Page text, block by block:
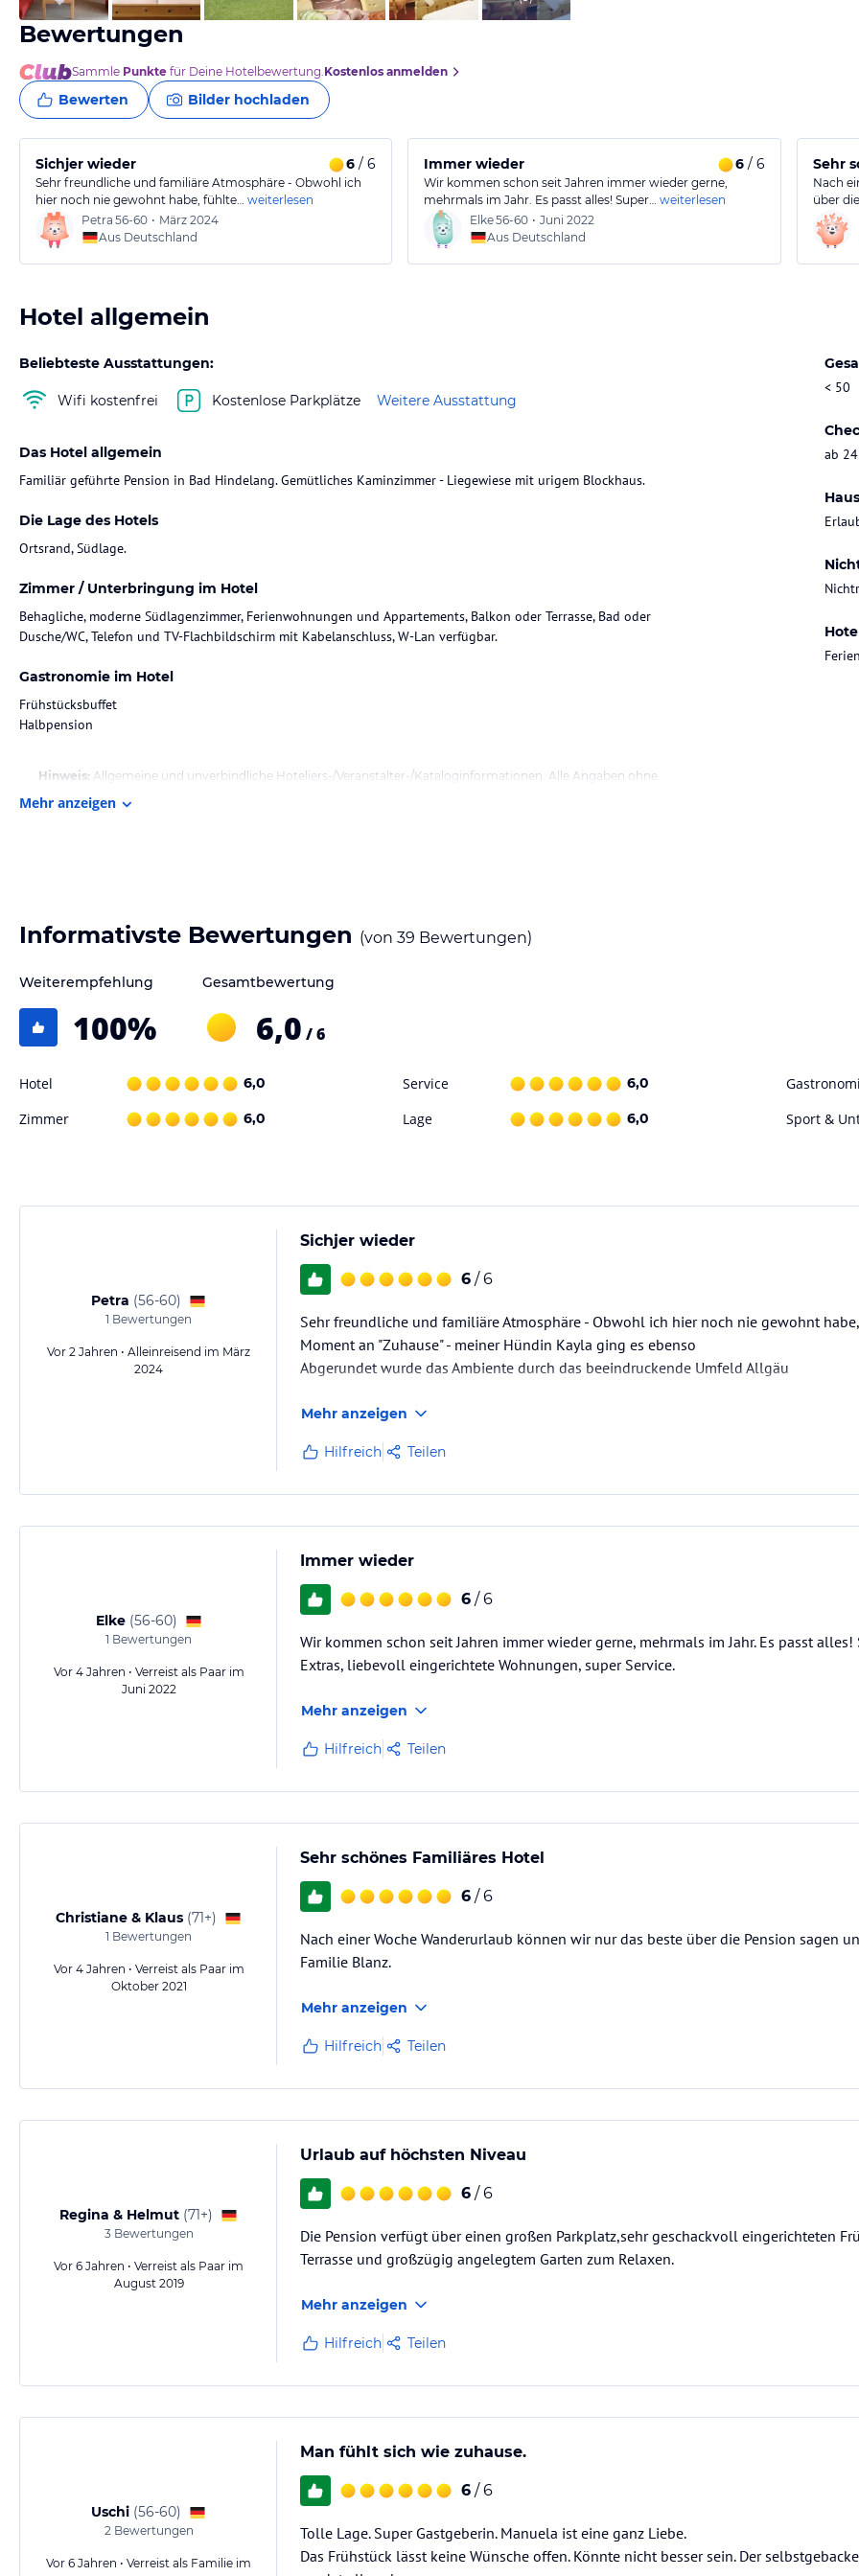
Bewertungen
Sammle Punkte für Deine Hotelbewertung.Kostenlos anmelden
Bewerten Bilder hochladen
Sichjer wieder 6 / 6
Sehr freundliche und familiäre Atmosphäre - Obwohl ich
hier noch nie gewohnt habe, fühlte… weiterlesen
Petra 56-60 • März 2024
Aus Deutschland
Immer wieder 6/ 6
Wir kommen schon seit Jahren immer wieder gerne,
mehrmals im Jahr. Es passt alles! Super… weiterlesen
Elke56-60 • Juni 2022
Aus Deutschland
Sehr
Nach
über
Hotel allgemein
Beliebteste Ausstattungen:
Wifi kostenfrei Kostenlose Parkplätze Weitere Ausstattung
< 50
ab
Das Hotel allgemein
Familiär geführte Pension in Bad Hindelang. Gemütliches Kaminzimmer - Liegewiese mit urigem Blockhaus.
Die Lage des Hotels
Ortsrand, Südlage.
Zimmer / Unterbringung im Hotel
Behagliche, moderne Südlagenzimmer, Ferienwohnungen und Appartements, Balkon oder Terrasse, Bad oder
Dusche/WC, Telefon und TV-Flachbildschirm mit Kabelanschluss, W-Lan verfügbar.
Gastronomie im Hotel
Frühstücksbuffet
Halbpension
Hinweis: Allgemeine und unverbindliche Hoteliers-/Veranstalter-/Kataloginformationen. Alle Angaben ohne
Gewähr und ohne Prüfung durch HolidayCheck. Bitte lies vor der Buchung die verbindlichen
jeweiligen Veranstalters.
Mehr anzeigen
Informativste Bewertungen (von 39 Bewertungen)
Weiterempfehlung
100%
Gesamtbewertung
6,0 / 6
Hotel 6,0 Service 6,0
Zimmer 6,0 Lage 6,0 Sport &
Petra (56-60)
1 Bewertungen
Vor 2 Jahren • Alleinreisend im März
2024
Sichjer wieder
6 / 6
Sehr freundliche und familiäre Atmosphäre - Obwohl ich hier noch nie gewohnt
Moment an "Zuhause" - meiner Hündin Kayla ging es ebenso
Abgerundet wurde das Ambiente durch das beeindruckende Umfeld Allgäu
Mehr anzeigen
Hilfreich Teilen
Elke (56-60)
1 Bewertungen
Vor 4 Jahren • Verreist als Paar im
Juni 2022
Immer wieder
6 / 6
Wir kommen schon seit Jahren immer wieder gerne, mehrmals im Jahr. Es passt
Extras, liebevoll eingerichtete Wohnungen, super Service.
Mehr anzeigen
Hilfreich Teilen
Christiane & Klaus (71+)
1 Bewertungen
Vor 4 Jahren • Verreist als Paar im
Oktober 2021
Sehr schönes Familiäres Hotel
6 / 6
Nach einer Woche Wanderurlaub können wir nur das beste über die Pension sagen
Familie Blanz.
Mehr anzeigen
Hilfreich Teilen
Regina & Helmut (71+)
3Bewertungen
Vor 6 Jahren • Verreist als Paar im
August 2019
Urlaub auf höchsten Niveau
6 / 6
Die Pension verfügt über einen großen Parkplatz,sehr geschackvoll eingerichteten
Terrasse und großzügig angelegtem Garten zum Relaxen.
Mehr anzeigen
Hilfreich Teilen
Uschi (56-60)
2Bewertungen
Vor 6 Jahren • Verreist als Familie im
Man fühlt sich wie zuhause.
6 / 6
Tolle Lage. Super Gastgeberin. Manuela ist eine ganz Liebe.
Das Frühstück lässt keine Wünsche offen. Könnte nicht besser sein. Der